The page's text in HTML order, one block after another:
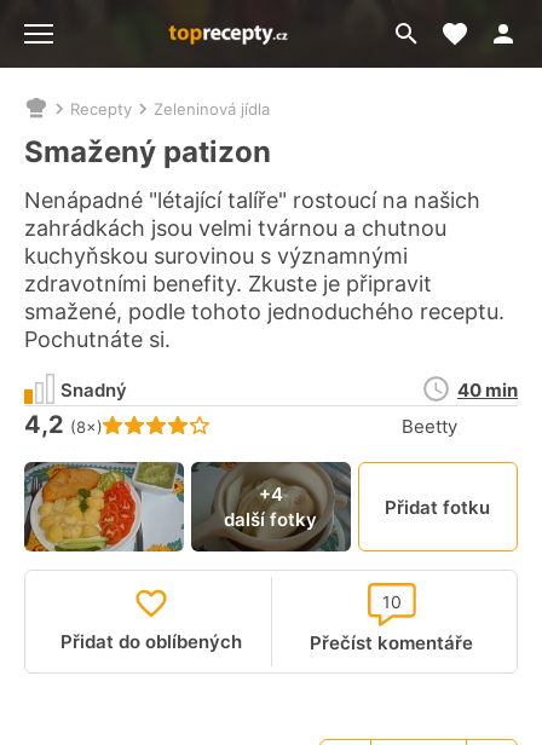
Přejít
na
Moje
Nacházíte
se
zde:
Recepty Zeleninová jídla
Smažený patizon
Nenápadné "létající talíře" rostoucí na našich
zahrádkách jsou velmi tvárnou a chutnou
kuchyňskou surovinou s významnými
zdravotními benefity. Zkuste je připravit
smažené, podle tohoto jednoduchého receptu.
Pochutnáte si.
Hodnocení receptu je
4,2 (8×) Beetty
Snadný
Doba
40 min
+4
další fotky
Přidat fotku
Přidat do oblíbených Přečíst komentáře
10